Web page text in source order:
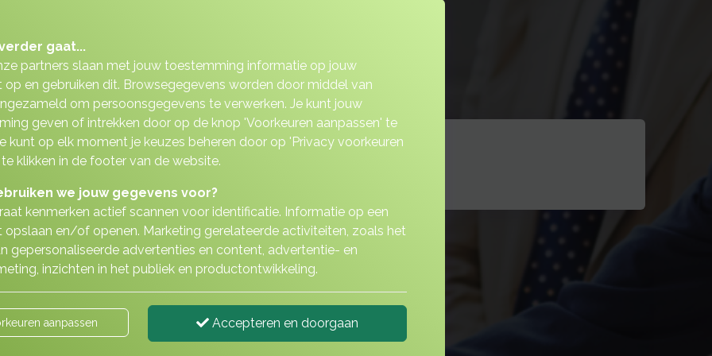
Levensverzekeringen
gaat...
partners slaan met jouw toestemming informatie op jouw
op en gebruiken dit. Browsegegevens worden door middel van
om persoonsgegevens te verwerken. Je kunt jouw
geven of intrekken door op de knop 'Voorkeuren aanpassen' te
kunt op elk moment je keuzes beheren door op 'Privacy voorkeuren
klikken in de footer van de website.
we jouw gegevens voor?
kenmerken actief scannen voor identificatie. Informatie op een
opslaan en/of openen. Marketing gerelateerde activiteiten, zoals het
gepersonaliseerde advertenties en content, advertentie- en
inzichten in het publiek en productontwikkeling.
aanpassen Accepteren en doorgaan